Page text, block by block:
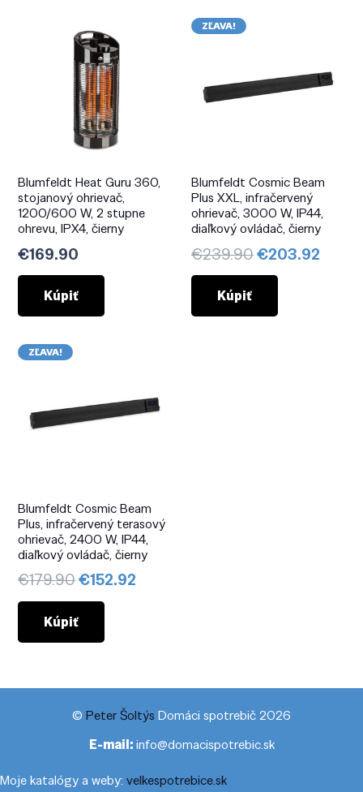
Blumfeldt Heat Guru 360,
stojanový ohrievač,
1200/600 W, 2 stupne
ohrevu, IPX4, čierny
€169.90
Kúpiť
ZĽAVA!
Blumfeldt Cosmic Beam
Plus XXL, infračervený
ohrievač, 3000 W, IP44,
diaľkový ovládač, čierny
€239.90Pôvodná
cena
€239.90.
€203.92
Kúpiť
ZĽAVA!
Blumfeldt Cosmic Beam
Plus, infračervený terasový
ohrievač, 2400 W, IP44,
diaľkový ovládač, čierny
€179.90Pôvodná
cena
bola:
€179.90.
€152.92
Kúpiť
© Peter Šoltýs Domáci spotrebič 2026
E-mail:info@domacispotrebic.sk
Moje katalógy a weby: velkespotrebice.sk